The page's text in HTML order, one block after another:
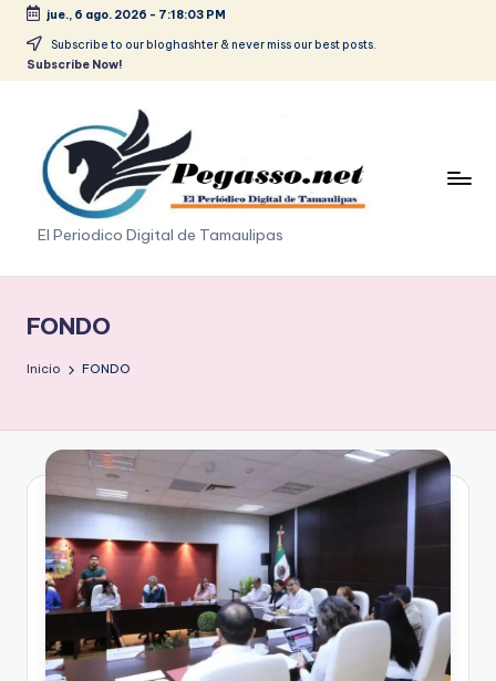
Saltar
jue., 6 ago. 2026 - 7:18:04 PM
Subscribe to our bloghashter & never miss our best posts.
Subscribe Now!
p
e
g
s
.
p
r
e
s
s
El Periodico Digital de Tamaulipas
FONDO
Inicio FONDO